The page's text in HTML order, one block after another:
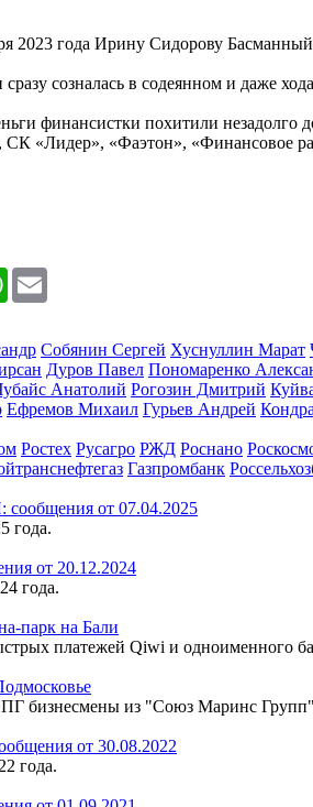
2023 года Ирину Сидорову
созналась в содеянном и даже
финансистки похитили
«Лидер», «Фаэтон», «Финансовое
WhatsApp
Собянин Сергей Хуснуллин Марат
Дуров Павел Пономаренко
Анатолий Рогозин Дмитрий
Ефремов Михаил Гурьев Андрей
Ростех Русагро РЖД Роснано
Газпромбанк
от 07.04.2025
года.
от 20.12.2024
года.
парк на Бали
платежей Qiwi и одноименного
бизнесмены из "Союз Маринс
от 30.08.2022
года.